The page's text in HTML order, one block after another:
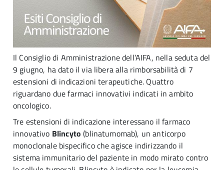
Il Consiglio di Amministrazione dell’AIFA, nella seduta del
9 giugno, ha dato il via libera alla rimborsabilità di 7
estensioni di indicazioni terapeutiche. Quattro
riguardano due farmaci innovativi indicati in ambito
oncologico.
Tre estensioni di indicazione interessano il farmaco
innovativo Blincyto (blinatumomab), un anticorpo
monoclonale bispecifico che agisce indirizzando il
sistema immunitario del paziente in modo mirato contro